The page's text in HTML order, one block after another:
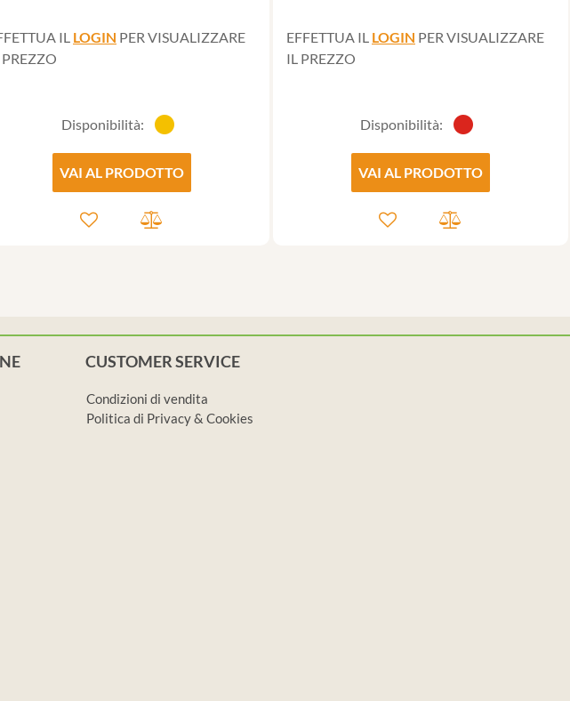
IL LOGIN PER VISUALIZZARE
PREZZO
Disponibilità:
VAI AL PRODOTTO
EFFETTUA IL LOGIN PER VISUALIZZARE
IL PREZZO
Disponibilità:
VAI AL PRODOTTO
CUSTOMER SERVICE
Condizioni di vendita
Politica di Privacy & Cookies